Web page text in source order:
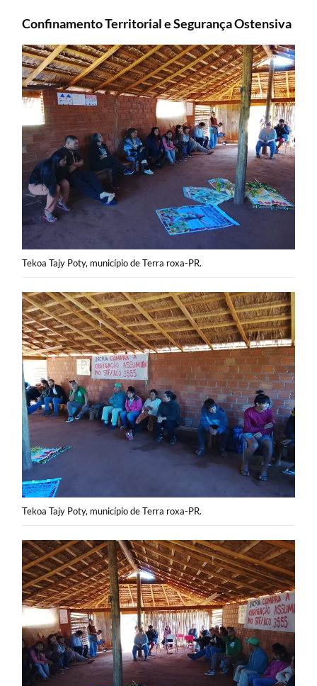
Confinamento Territorial e Segurança Ostensiva
Tekoa Tajy Poty, município de Terra roxa-PR.
Tekoa Tajy Poty, município de Terra roxa-PR.